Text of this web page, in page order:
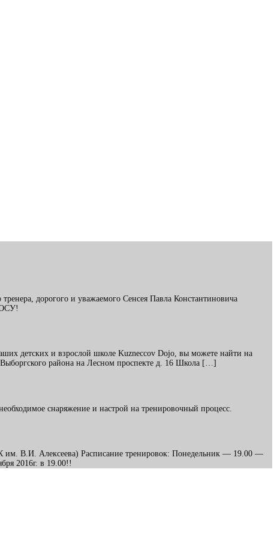
дорогого и уважаемого Сенсея Павла Константиновича
ОСУ!
детских и взрослой школе Kuzneccov Dojo, вы можете найти на
района на Лесном проспекте д. 16 Школа […]
снаряжение и настрой на тренировочный процесс.
им. В.И. Алексеева) Расписание тренировок: Понедельник — 19.00 —
2016г. в 19.00!!